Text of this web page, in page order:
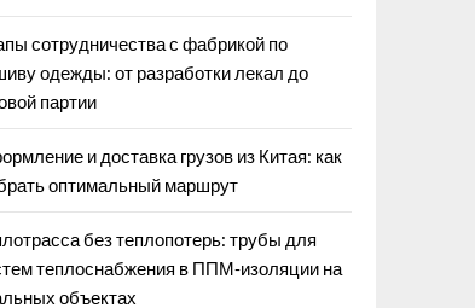
сотрудничества с фабрикой по
одежды: от разработки лекал до
партии
и доставка грузов из Китая: как
оптимальный маршрут
без теплопотерь: трубы для
теплоснабжения в ППМ‑изоляции на
объектах